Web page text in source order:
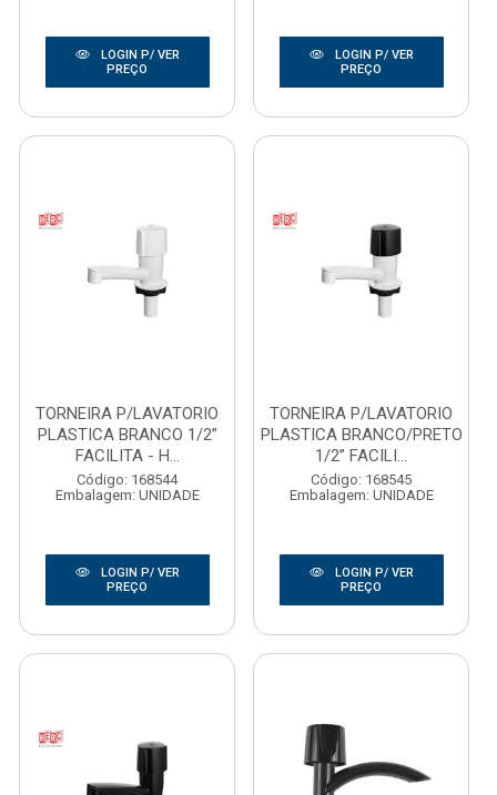
LOGIN P/ VER
PREÇO
LOGIN P/ VER
PREÇO
TORNEIRA P/LAVATORIO
PLASTICA BRANCO 1/2”
FACILITA - H...
Código: 168544
Embalagem: UNIDADE
LOGIN P/ VER
PREÇO
TORNEIRA P/LAVATORIO
PLASTICA BRANCO/PRETO
1/2” FACILI...
Código: 168545
Embalagem: UNIDADE
LOGIN P/ VER
PREÇO